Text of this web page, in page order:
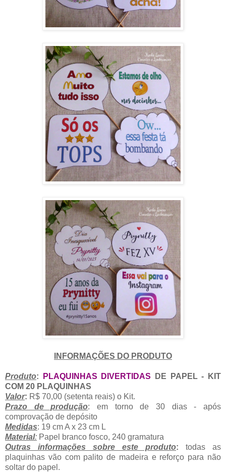
INFORMAÇÕES DO PRODUTO
Produto: PLAQUINHAS DIVERTIDAS DE PAPEL - KIT
COM 20 PLAQUINHAS
Valor: R$ 70,00 (setenta reais) o Kit.
Prazo de produção: em torno de 30 dias - após
comprovação de depósito
Medidas: 19 cm A x 23 cm L
Material: Papel branco fosco, 240 gramatura
Outras informações sobre este produto: todas as
plaquinhas vão com palito de madeira e reforço para não
soltar do papel.